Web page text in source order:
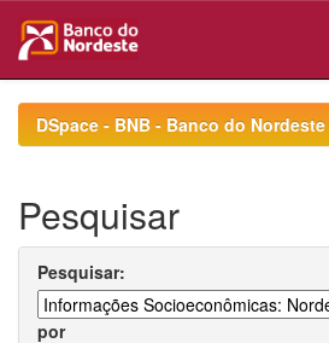
navigationDSpace - BNB - Banco do
Pesquisar
Pesquisar:
por